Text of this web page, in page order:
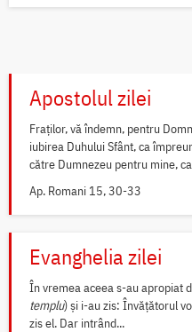
Apostolul zilei
Fraților, vă îndemn, pentru
iubirea Duhului Sfânt, ca
către Dumnezeu pentru mine,
Ap. Romani 15, 30-33
Evanghelia zilei
În vremea aceea s-au apropiat
templu) și i-au zis: Învățătorul
zis el. Dar intrând...